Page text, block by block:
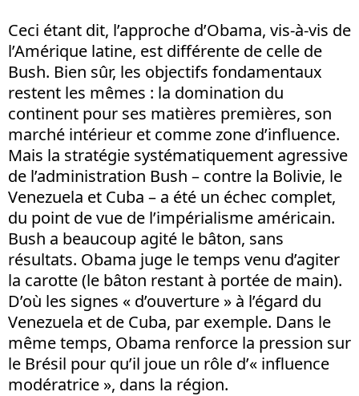
Ceci étant dit, l’approche d’Obama, vis-à-vis de
l’Amérique latine, est différente de celle de
Bush. Bien sûr, les objectifs fondamentaux
restent les mêmes : la domination du
continent pour ses matières premières, son
marché intérieur et comme zone d’influence.
Mais la stratégie systématiquement agressive
de l’administration Bush – contre la Bolivie, le
Venezuela et Cuba – a été un échec complet,
du point de vue de l’impérialisme américain.
Bush a beaucoup agité le bâton, sans
résultats. Obama juge le temps venu d’agiter
la carotte (le bâton restant à portée de main).
D’où les signes « d’ouverture » à l’égard du
Venezuela et de Cuba, par exemple. Dans le
même temps, Obama renforce la pression sur
le Brésil pour qu’il joue un rôle d’« influence
modératrice », dans la région.